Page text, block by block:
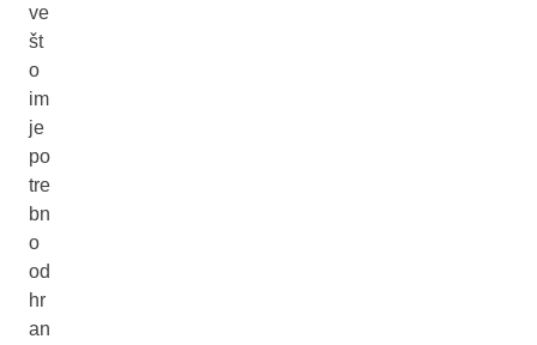
ve
št
o
im
je
po
tre
bn
o
od
hr
an